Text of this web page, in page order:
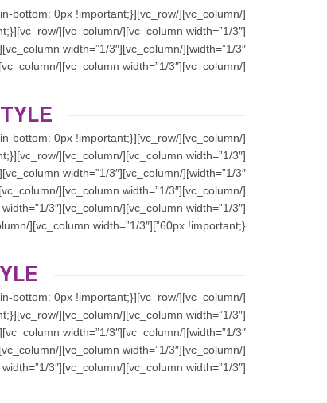
[/vc_column][vc_column width=”1/3″][/vc_column][vc_column width=”1/3″][/vc_column][/vc_row][vc_row][vc_column]
60px !important;}”][vc_column width=”1/3″][/vc_column][vc_column width=”1/3″][/vc_column][vc_column width=”1/3″][/vc_column][/vc_row][vc_row][vc_column]
[vc_column width=”1/3″][/vc_column][vc_column width=”1/3″][/vc_column][vc_column width=”1/3″][/vc_column][/vc_row][vc_row][vc_column]